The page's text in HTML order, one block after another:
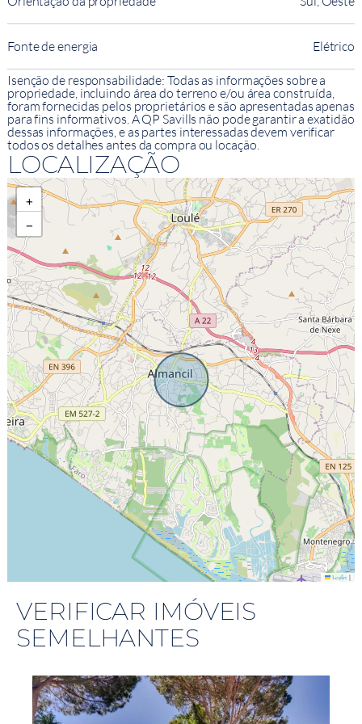
Fonte de energia Elétrico
Isenção de responsabilidade: Todas as informações sobre a
propriedade, incluindo área do terreno e/ou área construída,
foram fornecidas pelos proprietários e são apresentadas apenas
para fins informativos. A QP Savills não pode garantir a exatidão
dessas informações, e as partes interessadas devem verificar
todos os detalhes antes da compra ou locação.
LOCALIZAÇÃO
+
−
Leaflet |
VERIFICAR IMÓVEIS
SEMELHANTES